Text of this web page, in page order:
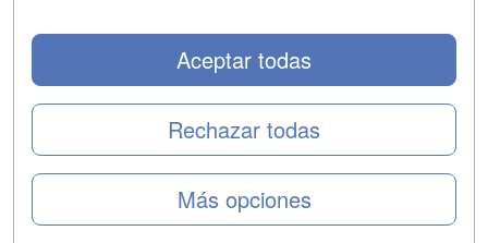
Más opciones
Rechazar todas
Aceptar todas